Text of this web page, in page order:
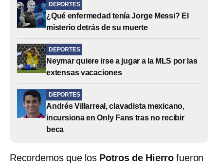
DEPORTES
¿Qué enfermedad tenía Jorge Messi? El
misterio detrás de su muerte
DEPORTES
Neymar quiere irse a jugar a la MLS por las
extensas vacaciones
DEPORTES
Andrés Villarreal, clavadista mexicano,
incursiona en Only Fans tras no recibir
beca
Recordemos que los Potros de Hierro fueron